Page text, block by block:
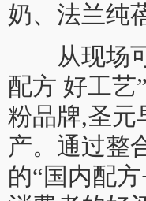
奶、法兰纯
从现场可
配方 好工艺
粉品牌,圣元
产。通过整
的“国内配